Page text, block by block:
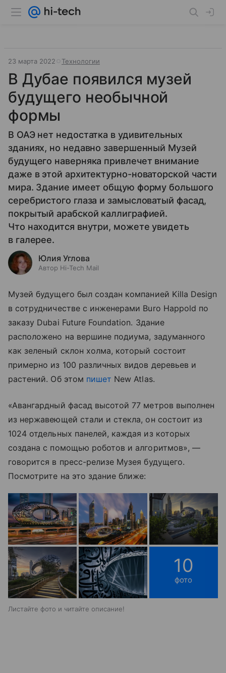
23 марта 2022 Технологии
В Дубае появился музей
будущего необычной
формы
В ОАЭ нет недостатка в удивительных
зданиях, но недавно завершенный Музей
будущего наверняка привлечет внимание
даже в этой архитектурно-новаторской части
мира. Здание имеет общую форму большого
серебристого глаза и замысловатый фасад,
покрытый арабской каллиграфией.
Что находится внутри, можете увидеть
в галерее.
Юлия Углова
Автор Hi-Tech Mail
Музей будущего был создан компанией Killa Design
в сотрудничестве с инженерами Buro Happold по
заказу Dubai Future Foundation. Здание
расположено на вершине подиума, задуманного
как зеленый склон холма, который состоит
примерно из 100 различных видов деревьев и
растений. Об этом пишет New Atlas.
«Авангардный фасад высотой 77 метров выполнен
из нержавеющей стали и стекла, он состоит из
1024 отдельных панелей, каждая из которых
создана с помощью роботов и алгоритмов», —
говорится в пресс-релизе Музея будущего.
Посмотрите на это здание ближе:
10
фото
Листайте фото и читайте описание!